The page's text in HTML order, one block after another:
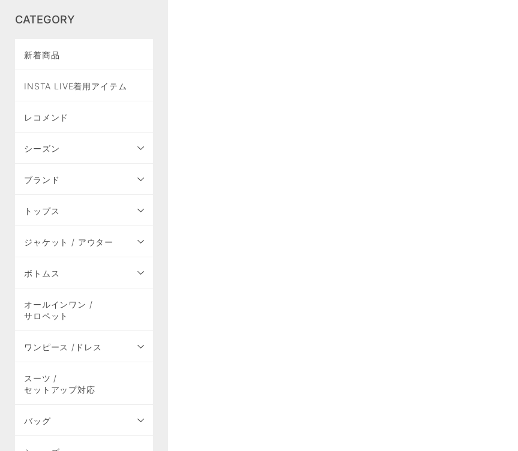
CATEGORY
新着商品
INSTA LIVE着用アイテム
レコメンド
シーズン
ブランド
トップス
ジャケット / アウター
ボトムス
オールインワン /
サロペット
ワンピース /ドレス
スーツ /
セットアップ対応
バッグ